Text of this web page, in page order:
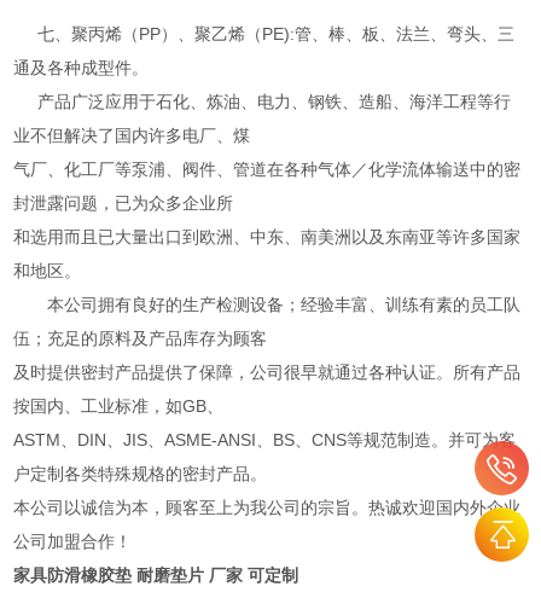
七、聚丙烯（PP）、聚乙烯（PE):管、棒、板、法兰、弯头、三
通及各种成型件。
产品广泛应用于石化、炼油、电力、钢铁、造船、海洋工程等行
业不但解决了国内许多电厂、煤
气厂、化工厂等泵浦、阀件、管道在各种气体／化学流体输送中的密
封泄露问题，已为众多企业所
和选用而且已大量出口到欧洲、中东、南美洲以及东南亚等许多国家
和地区。
本公司拥有良好的生产检测设备；经验丰富、训练有素的员工队
伍；充足的原料及产品库存为顾客
及时提供密封产品提供了保障，公司很早就通过各种认证。所有产品
按国内、工业标准，如GB、
ASTM、DIN、JIS、ASME-ANSI、BS、CNS等规范制造。并可为客
户定制各类特殊规格的密封产品。
本公司以诚信为本，顾客至上为我公司的宗旨。热诚欢迎国内外企业
公司加盟合作！
家具防滑橡胶垫 耐磨垫片 厂家 可定制